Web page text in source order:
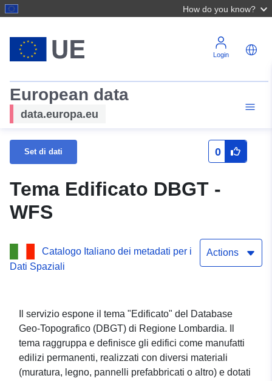
How do you know?
Login
European data
data.europa.eu
Set di dati 0
Tema Edificato DBGT -
WFS
Catalogo Italiano dei metadati per i
Dati Spaziali
Actions
Il servizio espone il tema "Edificato" del Database
Geo-Topografico (DBGT) di Regione Lombardia. Il
tema raggruppa e definisce gli edifici come manufatti
edilizi permanenti, realizzati con diversi materiali
(muratura, legno, pannelli prefabbricati o altro) e dotati